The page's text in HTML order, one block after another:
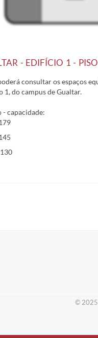
- EDIFÍCIO 1 -
consultar os espaços
1, do campus de Gualtar.
- capacidade:
© 2025